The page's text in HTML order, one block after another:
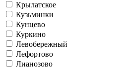
Крылатское
Кузьминки
Кунцево
Куркино
Левобережный
Лефортово
Лианозово